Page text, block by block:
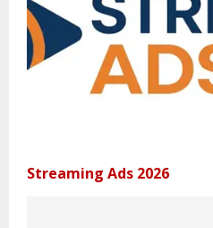
Streaming Ads 2026